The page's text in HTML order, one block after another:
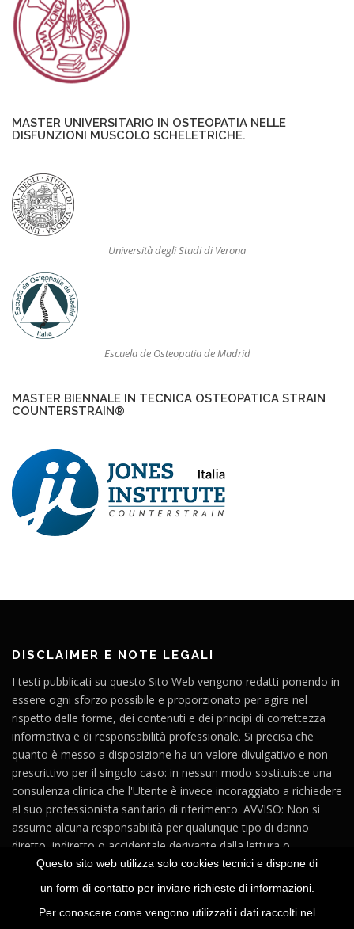
MASTER UNIVERSITARIO IN OSTEOPATIA NELLE
DISFUNZIONI MUSCOLO SCHELETRICHE.
Università degli Studi di Verona
Escuela de Osteopatia de Madrid
MASTER BIENNALE IN TECNICA OSTEOPATICA STRAIN
COUNTERSTRAIN®
DISCLAIMER E NOTE LEGALI
I testi pubblicati su questo Sito Web vengono redatti ponendo in
essere ogni sforzo possibile e proporzionato per agire nel
rispetto delle forme, dei contenuti e dei principi di correttezza
informativa e di responsabilità professionale. Si precisa che
quanto è messo a disposizione ha un valore divulgativo e non
prescrittivo per il singolo caso: in nessun modo sostituisce una
consulenza clinica che l'Utente è invece incoraggiato a richiedere
al suo professionista sanitario di riferimento. AVVISO: Non si
assume alcuna responsabilità per qualunque tipo di danno
diretto, indiretto o accidentale derivante dalla lettura o
dall'impiego del materiale contenuto in questo Sito o in altri siti
raggiungibili a partire dai link presenti su questo Sito Web.
Questo sito web utilizza solo cookies tecnici e dispone di
un form di contatto per inviare richieste di informazioni.
Per conoscere come vengono utilizzati i dati raccolti nel